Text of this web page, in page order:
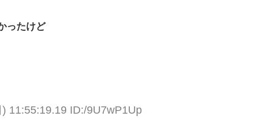
ったけど
11:55:19.19 ID:/9U7wP1Up